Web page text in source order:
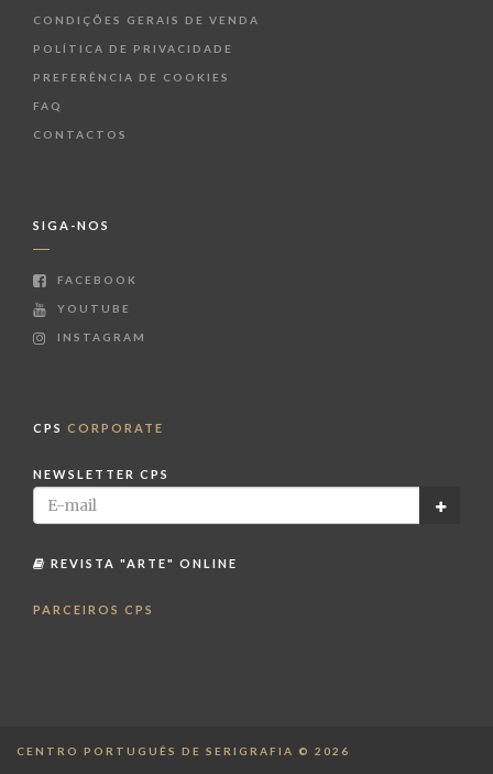
CONDIÇÕES GERAIS DE VENDA
POLÍTICA DE PRIVACIDADE
PREFERÊNCIA DE COOKIES
FAQ
CONTACTOS
SIGA-NOS
FACEBOOK
YOUTUBE
INSTAGRAM
CPS CORPORATE
NEWSLETTER CPS
REVISTA "ARTE" ONLINE
PARCEIROS CPS
CENTRO PORTUGUÊS DE SERIGRAFIA © 2026